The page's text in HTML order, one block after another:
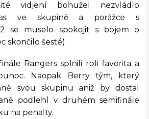
vidjení bohužel nezvládlo
ve skupině a porážce s
se muselo spokojit s bojem o
skončilo šesté).
Rangers splnili roli favorita a
Naopak Berry tým, který
svou skupinu aniž by dostal
podlehl v druhém semifinále
na penalty.